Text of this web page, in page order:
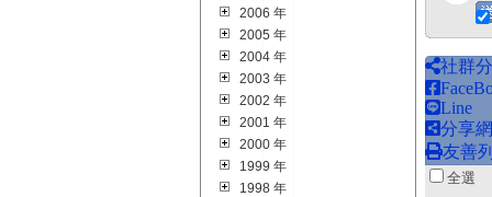
2006 年
2005 年
2004 年
2003 年
2002 年
2001 年
2000 年
1999 年
1998 年
社群
Line
分享
友善
全選